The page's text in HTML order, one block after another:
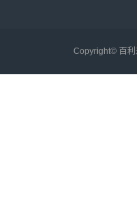
Copyright© 百